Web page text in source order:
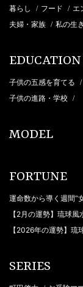
暮らし / フード / エ
夫婦・家族 / 私の生
EDUCATION
子供の五感を育てる /
子供の進路・学校 /
MODEL
FORTUNE
運命数から導く週間“
【2月の運勢】琉球
【2026年の運勢】琉
SERIES